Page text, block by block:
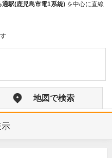
通駅(鹿児島市電1系統) を中心に直線
地図で検索